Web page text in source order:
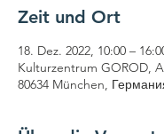
Zeit und Ort
18. Dez. 2022, 10:00 –
Kulturzentrum GOROD,
80634 München,